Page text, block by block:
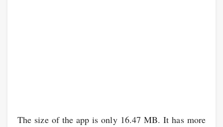
The size of the app is only 16.47 MB. It has more